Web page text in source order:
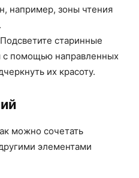
например, зоны чтения
Подсветите старинные
с помощью направленных
их красоту.
можно сочетать
элементами